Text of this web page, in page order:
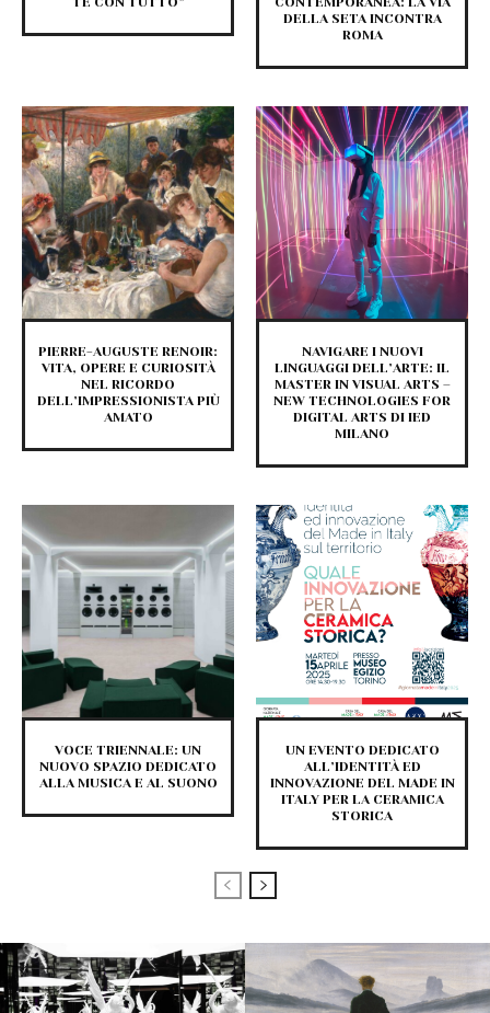
DELLA SETA INCONTRA
ROMA
PIERRE-AUGUSTE RENOIR:
VITA, OPERE E CURIOSITÀ
NEL RICORDO
DELL’IMPRESSIONISTA PIÙ
AMATO
NAVIGARE I NUOVI
LINGUAGGI DELL’ARTE: IL
MASTER IN VISUAL ARTS –
NEW TECHNOLOGIES FOR
DIGITAL ARTS DI IED
MILANO
VOCE TRIENNALE: UN
NUOVO SPAZIO DEDICATO
ALLA MUSICA E AL SUONO
UN EVENTO DEDICATO
ALL’IDENTITÀ ED
INNOVAZIONE DEL MADE IN
ITALY PER LA CERAMICA
STORICA